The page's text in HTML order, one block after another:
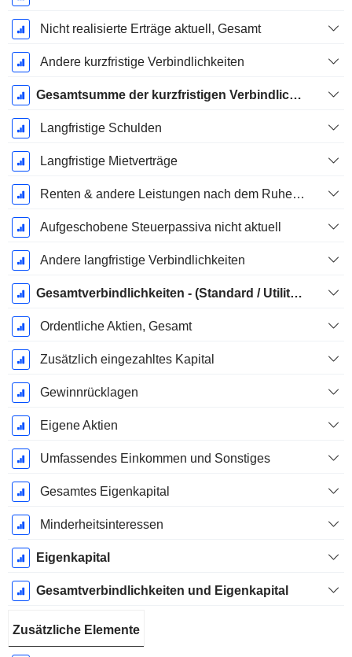
Nicht realisierte Erträge aktuell, Gesamt
Andere kurzfristige Verbindlichkeiten
Gesamtsumme der kurzfristigen Verbindlichkeiten
Langfristige Schulden
Langfristige Mietverträge
Renten & andere Leistungen nach dem Ruhestand
Aufgeschobene Steuerpassiva nicht aktuell
Andere langfristige Verbindlichkeiten
Gesamtverbindlichkeiten - (Standard / Utility Vorlage)
Ordentliche Aktien, Gesamt
Zusätzlich eingezahltes Kapital
Gewinnrücklagen
Eigene Aktien
Umfassendes Einkommen und Sonstiges
Gesamtes Eigenkapital
Minderheitsinteressen
Eigenkapital
Gesamtverbindlichkeiten und Eigenkapital
Zusätzliche Elemente